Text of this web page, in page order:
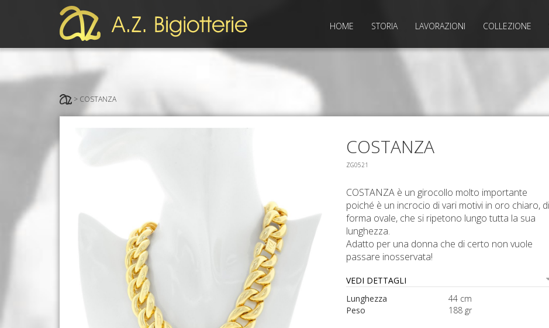
HOME STORIA LAVORAZIONI COLLEZIONE
> COSTANZA
COSTANZA
ZG0521
COSTANZA è un girocollo molto importante
poiché è un incrocio di vari motivi in oro chiaro, di
forma ovale, che si ripetono lungo tutta la sua
lunghezza.
Adatto per una donna che di certo non vuole
passare inosservata!
VEDI DETTAGLI
Lunghezza
44 cm
Peso
188 gr